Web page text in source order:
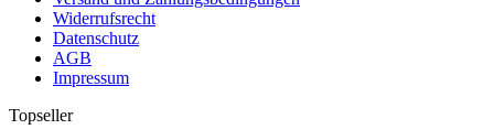
Widerrufsrecht
Datenschutz
AGB
Impressum
Topseller